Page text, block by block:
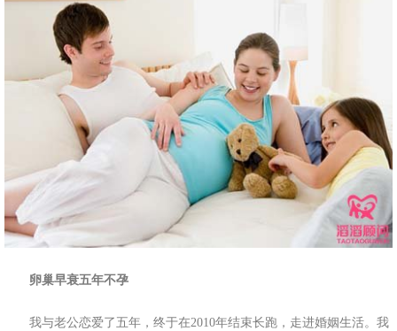
卵巢早衰五年不孕
我与老公恋爱了五年，终于在2010年结束长跑，走进婚姻生活。我